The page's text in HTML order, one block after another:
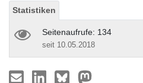
Statistiken
Seitenaufrufe: 134
seit 10.05.2018